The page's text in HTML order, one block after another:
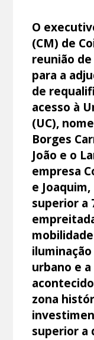
O
(CM) de
reunião
para a
de
acesso à
(UC),
Borges
João e o
empresa
e
superior a
urbano e
zona
superior a